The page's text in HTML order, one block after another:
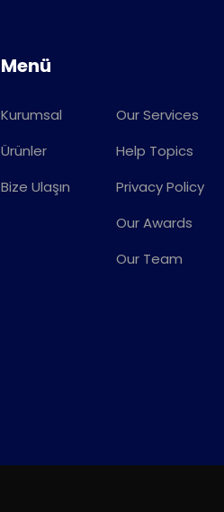
Menü
Kurumsal
Ürünler
Bize Ulaşın
Our Services
Help Topics
Privacy Policy
Our Awards
Our Team